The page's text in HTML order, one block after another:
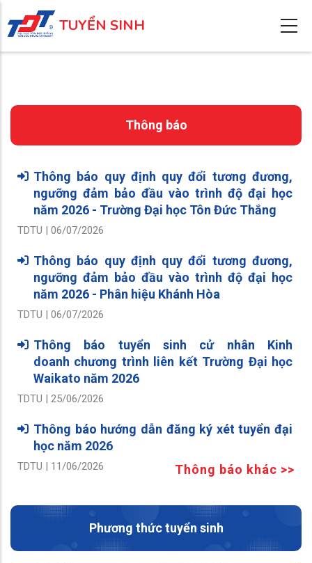
đến
nội
TUYỂN SINH
Thông báo
Thông báo quy định quy đổi tương đương,
ngưỡng đảm bảo đầu vào trình độ đại học
năm 2026 - Trường Đại học Tôn Đức Thắng
TDTU | 06/07/2026
Thông báo quy định quy đổi tương đương,
ngưỡng đảm bảo đầu vào trình độ đại học
năm 2026 - Phân hiệu Khánh Hòa
TDTU | 06/07/2026
Thông báo tuyển sinh cử nhân Kinh
doanh chương trình liên kết Trường Đại học
Waikato năm 2026
TDTU | 25/06/2026
Thông báo hướng dẫn đăng ký xét tuyển đại
học năm 2026
TDTU | 11/06/2026 Thông báo khác >>
Phương thức tuyển sinh